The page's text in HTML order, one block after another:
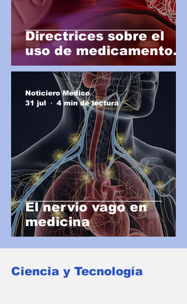
Directrices sobre el
uso de medicamentos
antiplaquetarios en
ASCVD
El nervio vago en
medicina
Noticiero Medico
31 jul
4 min de lectura
Ciencia y Tecnología